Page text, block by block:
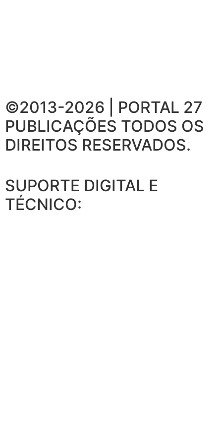
©2013-2026 | PORTAL 27
PUBLICAÇÕES TODOS OS
DIREITOS RESERVADOS.
SUPORTE DIGITAL E
TÉCNICO: